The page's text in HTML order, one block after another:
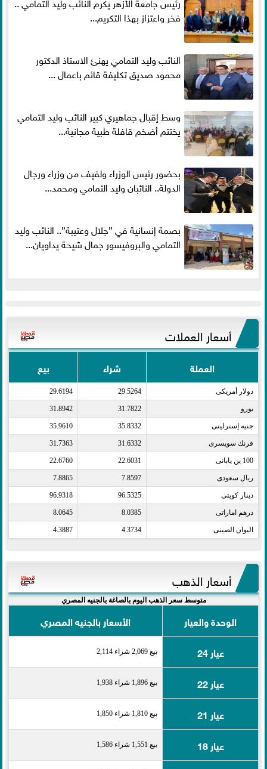
فخر واعتزاز بهذا التكريم...
النائب وليد التمامي يهنئ الاستاذ الدكتور
محمود صديق تكليفة قائم باعمال ...
وسط إقبال جماهيري كبير النائب وليد التمامي
يختتم أضخم قافلة طبية مجانية...
بحضور رئيس الوزراء ولفيف من وزراء ورجال
الدولة.. النائبان وليد التمامي ومحمد...
بصمة إنسانية في ”جلال وعتيبة”.. النائب وليد
التمامي والبروفيسور جمال شيحة يداويان...
أسعار العملات
العملة شراء بيع
دولار أمريكى​ 29.5264
29.6194
يورو​ 31.7822
31.8942
جنيه إسترلينى​ 35.8332
35.9610
فرنك سويسرى​ 31.6332
31.7363
100 ين يابانى​ 22.6031
22.6760
ريال سعودى​ 7.8597
7.8865
دينار كويتى​ 96.5325
96.9318
درهم اماراتى​ 8.0385
8.0645
اليوان الصينى​ 4.3734
4.3887
أسعار الذهب
متوسط سعر الذهب اليوم بالصاغة بالجنيه المصري
الوحدة والعيار
الأسعار بالجنيه المصري
عيار 24
بيع 2,069 شراء 2,114
عيار 22 بيع 1,896 شراء 1,938
عيار 21 بيع 1,810 شراء 1,850
عيار 18 بيع 1,551 شراء 1,586